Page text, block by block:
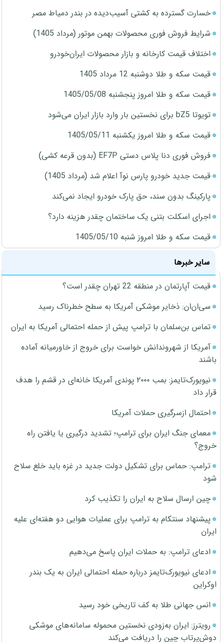
خسارت گسترده به کشتی آسیب‌دیده در بندر دمیاط مصر
شرایط فروش فوری محصولات بهمن موتور (مرداد 1405)
اختلاف قیمت کارخانه و بازار محصولات ایران‌خودرو
قیمت سکه و طلا دوشنبه 12 مرداد 1405
قیمت سکه و طلا امروز پنجشنبه 1405/05/08
تویوتا bZ5 برای نخستین بار وارد بازار ایران می‌شود
قیمت سکه و طلا امروز یکشنبه 1405/05/11
فروش فوری دنا پلاس دستی EF7P (بدون قرعه کشی)
قیمت جدید خودرو پارس نوآ اعلام شد (مرداد 1405)
پارکینگ بدون سند، حق پارک خودرو ایجاد نمی‌کند
اجرای اسکلت بتنی یک ساختمان چقدر هزینه دارد؟
قیمت سکه و طلا امروز شنبه 1405/05/10
سایر خبرها
قیمت آپارتمان در منطقه 22 تهران چقدر است؟
سی‌ان‌ان: ذخایر موشکی آمریکا به سطح خطرناک رسید
تماس بن‌سلمان با ترامپ پیش از حمله احتمالی آمریکا به ایران
آمریکا از شهروندانش خواست برای خروج از خاورمیانه آماده
باشند
نیویورک‌تایمز: بمب ۲۰۰۰ پوندی آمریکا خانه‌ای در قشم را هدف
قرار داد
احتمال ازسرگیری حملات آمریکا
معمای جنگ ایران برای ترامپ؛ تشدید درگیری یا یافتن راه
خروج؟
ترامپ: حماس برای تشکیل دولت جدید در غزه باید خلع سلاح
شود
چین ارسال سلاح به ایران را تکذیب کرد
پیشنهاد سنتکام به ترامپ برای عملیات هوایی دو هفته‌ای علیه
ایران
ادعای ترامپ: به حملات ایران پاسخ می‌دهیم
ادعای نیویورک‌تایمز درباره حمله احتمالی ایران به یک بندر
اوکراین
انس جهانی طلا به کف تاریخی خود رسید
رویترز: ایران به‌زودی نخستین محموله سامانه‌های موشکی
دوش‌پرتاب چین را دریافت می‌کند